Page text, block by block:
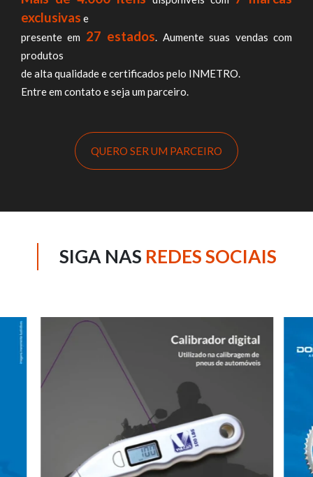
exclusivas e
presente em 27 estados . Aumente suas vendas com
produtos
de alta qualidade e certificados pelo INMETRO.
Entre em contato e seja um parceiro.
QUERO SER UM PARCEIRO
SIGA NAS REDES SOCIAIS